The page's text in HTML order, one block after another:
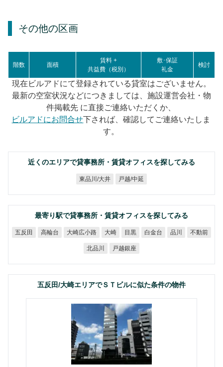
その他の区画
階数 面積
賃料 +
共益費（税別）
敷･保証
礼金
検討
現在ビルアドにて登録されている貸室はございません。
最新の空室状況などにつきましては、施設運営会社・物
件掲載先 に直接ご連絡いただくか、
ビルアドにお問合せ下されば、確認してご連絡いたしま
す。
近くのエリアで貸事務所・賃貸オフィスを探してみる
東品川/大井 戸越/中延
最寄り駅で貸事務所・賃貸オフィスを探してみる
五反田 高輪台 大崎広小路 大崎 目黒 白金台 品川 不動前
北品川 戸越銀座
五反田/大崎エリアでＳＴビルに似た条件の物件